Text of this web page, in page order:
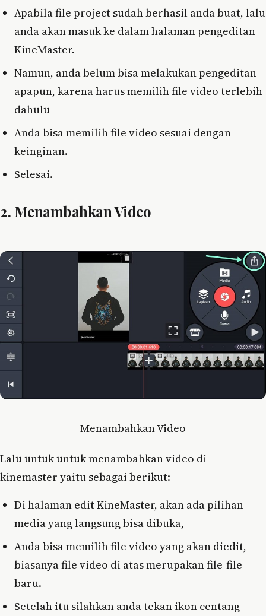
Apabila file project sudah berhasil anda buat, lalu
anda akan masuk ke dalam halaman pengeditan
KineMaster.
Namun, anda belum bisa melakukan pengeditan
apapun, karena harus memilih file video terlebih
dahulu
Anda bisa memilih file video sesuai dengan
keinginan.
Selesai.
2. Menambahkan Video
Menambahkan Video
Lalu untuk untuk menambahkan video di
kinemaster yaitu sebagai berikut:
Di halaman edit KineMaster, akan ada pilihan
media yang langsung bisa dibuka,
Anda bisa memilih file video yang akan diedit,
biasanya file video di atas merupakan file-file
baru.
Setelah itu silahkan anda tekan ikon centang